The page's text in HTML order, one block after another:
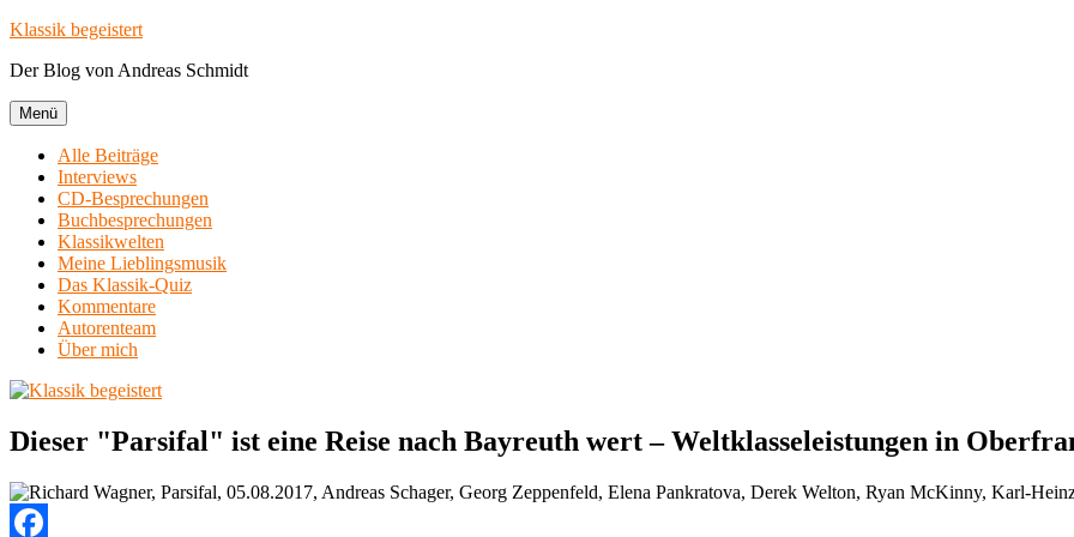
Zum
springen
Klassik begeistert
Der Blog von Andreas Schmidt
Menü
Alle Beiträge
Interviews
CD-Besprechungen
Buchbesprechungen
Klassikwelten
Meine Lieblingsmusik
Das Klassik-Quiz
Kommentare
Autorenteam
Über mich
Dieser "Parsifal" ist eine Reise nach Bayreuth wert – Weltklasseleistungen in